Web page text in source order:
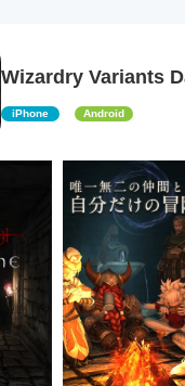
Wizardry Variants
iPhone Android